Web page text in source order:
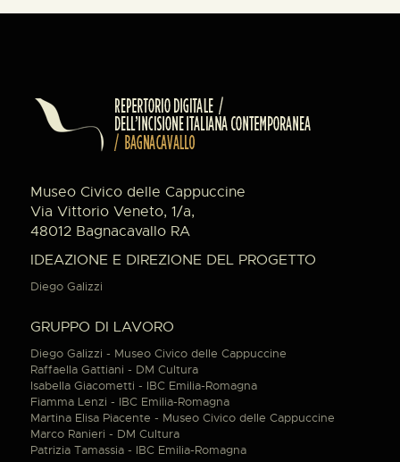
Museo Civico delle Cappuccine
Via Vittorio Veneto, 1/a,
48012 Bagnacavallo RA
IDEAZIONE E DIREZIONE DEL PROGETTO
Diego Galizzi
GRUPPO DI LAVORO
Diego Galizzi - Museo Civico delle Cappuccine
Raffaella Gattiani - DM Cultura
Isabella Giacometti - IBC Emilia-Romagna
Fiamma Lenzi - IBC Emilia-Romagna
Martina Elisa Piacente - Museo Civico delle Cappuccine
Marco Ranieri - DM Cultura
Patrizia Tamassia - IBC Emilia-Romagna